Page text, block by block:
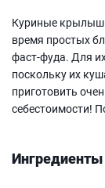
Куриные
время простых
фаст-фуда. Для
поскольку их
приготовить
себестоимости!
Ингредиенты